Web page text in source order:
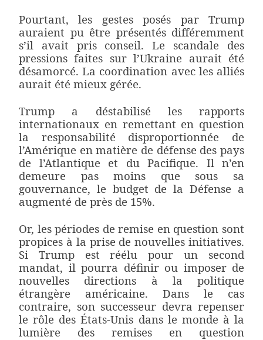
Pourtant, les gestes posés par Trump
auraient pu être présentés différemment
s’il avait pris conseil. Le scandale des
pressions faites sur l’Ukraine aurait été
désamorcé. La coordination avec les alliés
aurait été mieux gérée.
Trump a déstabilisé les rapports
internationaux en remettant en question
la responsabilité disproportionnée de
l’Amérique en matière de défense des pays
de l’Atlantique et du Pacifique. Il n’en
demeure pas moins que sous sa
gouvernance, le budget de la Défense a
augmenté de près de 15%.
Or, les périodes de remise en question sont
propices à la prise de nouvelles initiatives.
Si Trump est réélu pour un second
mandat, il pourra définir ou imposer de
nouvelles directions à la politique
étrangère américaine. Dans le cas
contraire, son successeur devra repenser
le rôle des États-Unis dans le monde à la
lumière des remises en question